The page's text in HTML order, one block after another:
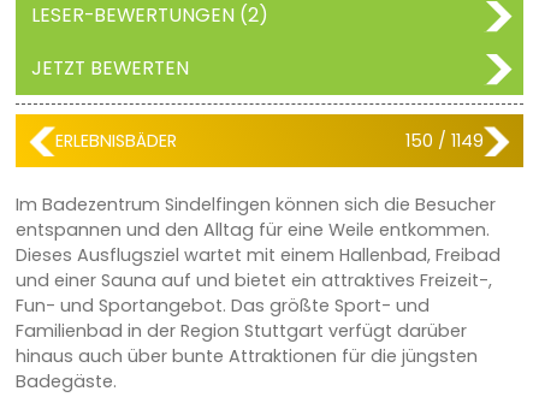
LESER-BEWERTUNGEN (2)
JETZT BEWERTEN
ERLEBNISBÄDER 150 / 1149
Im Badezentrum Sindelfingen können sich die Besucher
entspannen und den Alltag für eine Weile entkommen.
Dieses Ausflugsziel wartet mit einem Hallenbad, Freibad
und einer Sauna auf und bietet ein attraktives Freizeit-,
Fun- und Sportangebot. Das größte Sport- und
Familienbad in der Region Stuttgart verfügt darüber
hinaus auch über bunte Attraktionen für die jüngsten
Badegäste.